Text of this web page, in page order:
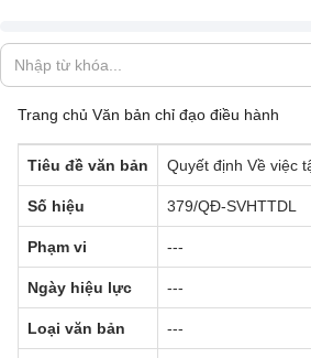
Trang chủ Văn bản chỉ đạo điều hành
Tiêu đề văn bản Quyết định Về việc
Số hiệu 379/QĐ-SVHTTDL
Phạm vi ---
Ngày hiệu lực ---
Loại văn bản ---